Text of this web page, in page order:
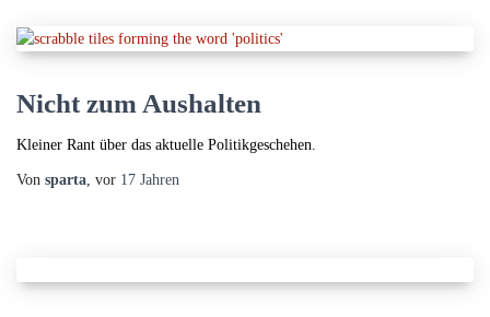
Nicht zum Aushalten
Kleiner Rant über das aktuelle Politikgeschehen.
Von sparta , vor 17 Jahren